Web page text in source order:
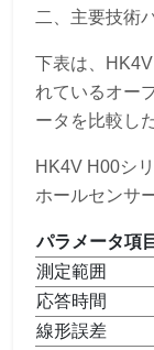
二、主要技術
下表は、
れているオー
ータを比較し
HK4V H00シ
ホールセンサ
パラメータ項目
測定範囲
応答時間
線形誤差